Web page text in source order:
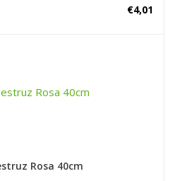
€4,01
Rosa 40cm